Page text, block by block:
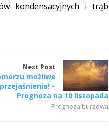
kondensacyjnych i trąb
Next Post
możliwe
–
Prognoza na 10 listopada
Prognoza burzowa